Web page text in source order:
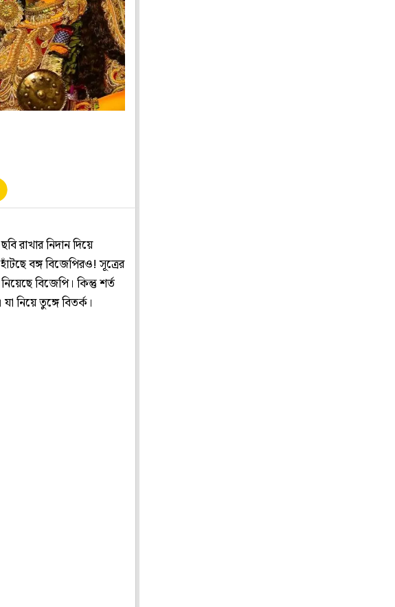
রাখার নিদান দিয়ে
বঙ্গ বিজেপিরও! সূত্রের
বিজেপি। কিন্তু শর্ত
নিয়ে তুঙ্গে বিতর্ক।